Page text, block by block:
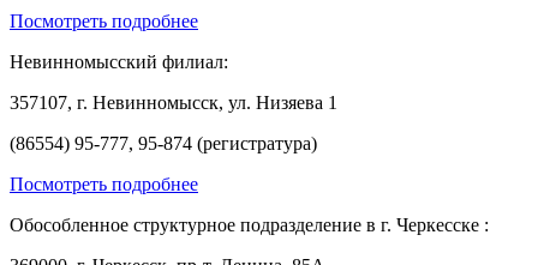
Посмотреть подробнее
Невинномысский филиал:
357107, г. Невинномысск, ул. Низяева 1
(86554) 95-777, 95-874 (регистратура)
Посмотреть подробнее
Обособленное структурное подразделение в г. Черкесске :